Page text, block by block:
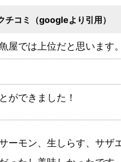
チコミ（googleより引用）
屋では上位だと思います。
ができました！
ーモン、生しらす、サザ